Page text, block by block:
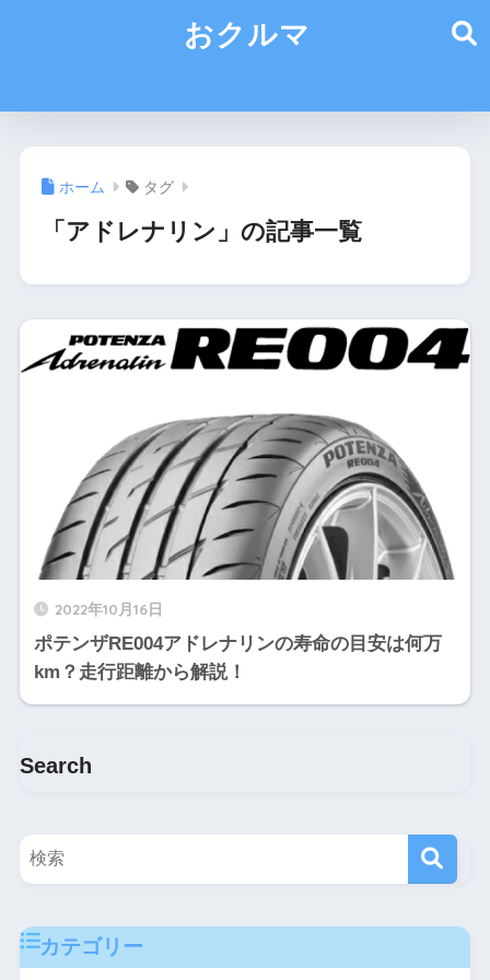
おクルマ
ホーム タグ
「アドレナリン」の記事一覧
2022年10月16日
ポテンザRE004アドレナリンの寿命の目安は何万
km？走行距離から解説！
Search
カテゴリー